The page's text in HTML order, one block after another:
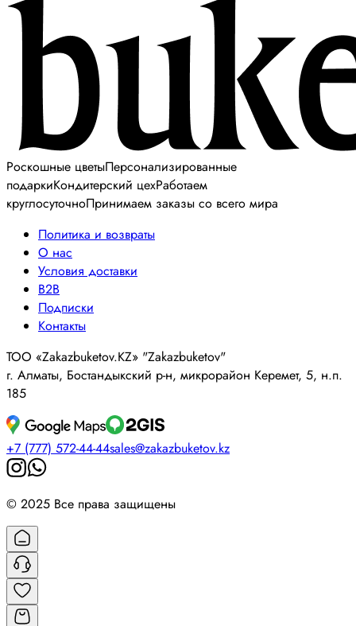
Роскошные цветыПерсонализированные
подаркиКондитерский цехРаботаем
круглосуточноПринимаем заказы со всего мира
Политика и возвраты
О нас
Условия доставки
B2B
Подписки
Контакты
ТОО «Zakazbuketov.KZ» "Zakazbuketov"
г. Алматы, Бостандыкский р-н, микрорайон Керемет, 5, н.п.
185
+7 (777) 572-44-44sales@zakazbuketov.kz
© 2025 Все права защищены